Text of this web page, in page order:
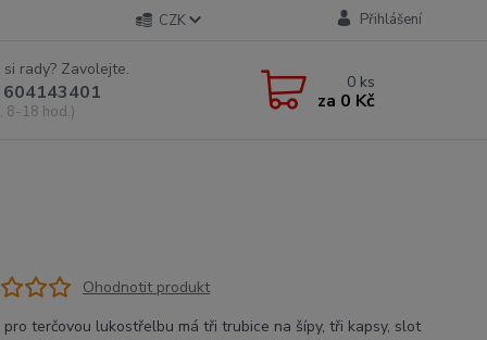
CZK Přihlášení
rady? Zavolejte.
8-18 hod.)
0 ks
za 0 Kč
Ohodnotit produkt
terčovou lukostřelbu má tři trubice na šípy, tři kapsy, slot